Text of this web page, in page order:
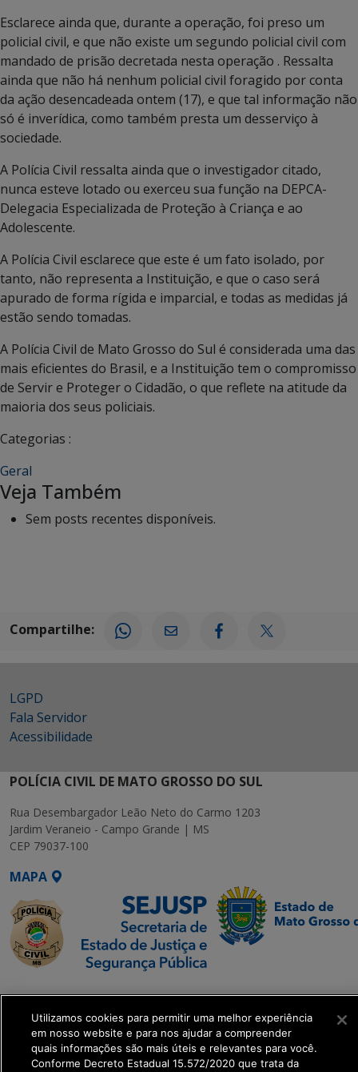
Esclarece ainda que, durante a operação, foi preso um
policial civil, e que não existe um segundo policial civil com
mandado de prisão decretada nesta operação . Ressalta
ainda que não há nenhum policial civil foragido por conta
da ação desencadeada ontem (17), e que tal informação não
só é inverídica, como também presta um desserviço à
sociedade.
A Polícia Civil ressalta ainda que o investigador citado,
nunca esteve lotado ou exerceu sua função na DEPCA-
Delegacia Especializada de Proteção à Criança e ao
Adolescente.
A Polícia Civil esclarece que este é um fato isolado, por
tanto, não representa a Instituição, e que o caso será
apurado de forma rígida e imparcial, e todas as medidas já
estão sendo tomadas.
A Polícia Civil de Mato Grosso do Sul é considerada uma das
mais eficientes do Brasil, e a Instituição tem o compromisso
de Servir e Proteger o Cidadão, o que reflete na atitude da
maioria dos seus policiais.
Categorias :
Geral
Veja Também
Sem posts recentes disponíveis.
Compartilhe:
LGPD
Fala Servidor
Acessibilidade
POLÍCIA CIVIL DE MATO GROSSO DO SUL
Rua Desembargador Leão Neto do Carmo 1203
Jardim Veraneio - Campo Grande | MS
CEP 79037-100
MAPA
SETDIG | Secretaria-
Executiva de
Transformação Digital
Utilizamos cookies para permitir uma melhor experiência
em nosso website e para nos ajudar a compreender
quais informações são mais úteis e relevantes para você.
Conforme Decreto Estadual 15.572/2020 que trata da